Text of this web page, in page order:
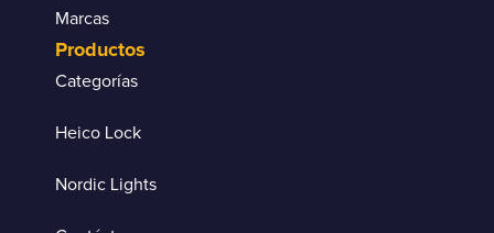
Marcas
Productos
Categorías
Heico Lock
Nordic Lights